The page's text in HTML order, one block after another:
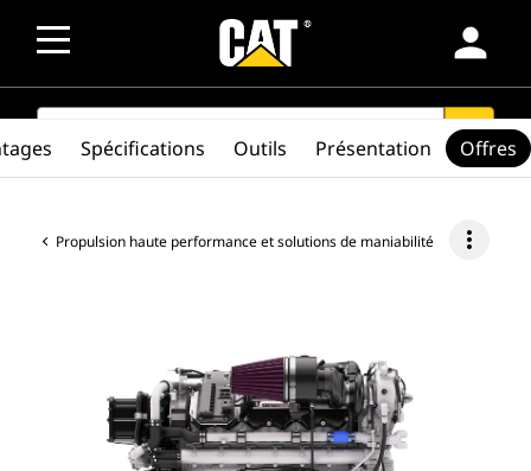
person
SEARCH search
Propulsion haute performance et solutions de maniabilité more_vert
Spécifications Outils Présentation Offres